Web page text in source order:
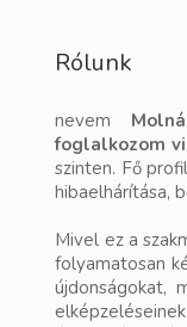
Rólunk
nevem
foglalkozom
szinten. Fő
hibaelhárítása,
Mivel ez a
folyamatosan
újdonságokat,